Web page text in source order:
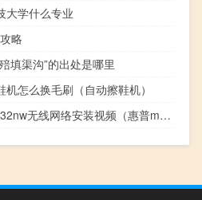
大学什么专业
略
填渠沟”的出处是哪里
机怎么换毛刷（自动擦鞋机）
惠普m132nw无线网络安装视频（惠普m132nw无线设置）